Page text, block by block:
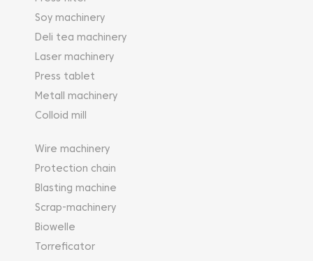
Soy machinery
Deli tea machinery
Laser machinery
Press tablet
Metall machinery
Colloid mill
Wire machinery
Protection chain
Blasting machine
Scrap-machinery
Biowelle
Torreficator